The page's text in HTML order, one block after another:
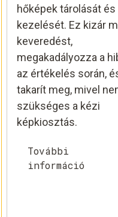
hőképek tárolását és
kezelését. Ez kizár
keveredést,
megakadályozza a
az értékelés során,
takarít meg, mivel
szükséges a kézi
képkiosztás.
További
információ